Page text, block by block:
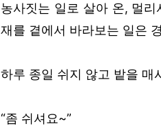
농사짓는 일로 살아 온, 멀
재를 곁에서 바라보는 일은
하루 종일 쉬지 않고 밭을 매
“좀 쉬셔요~”